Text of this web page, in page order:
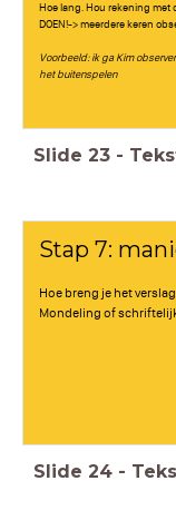
Hoe lang. Hou rekening met
DOEN!-> meerdere keren
Voorbeeld: ik ga Kim
het buitenspelen
Slide 23 -
Stap 7:
Hoe breng je het
Mondeling of
Slide 24 -